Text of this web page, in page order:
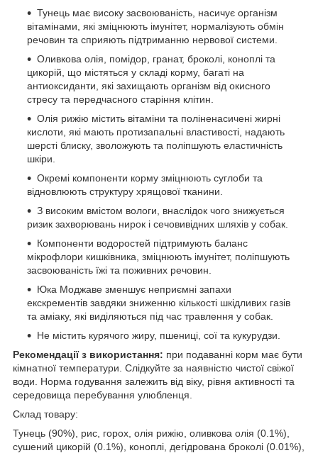
Тунець має високу засвоюваність, насичує організм
вітамінами, які зміцнюють імунітет, нормалізують обмін
речовин та сприяють підтриманню нервової системи.
Оливкова олія, помідор, гранат, броколі, коноплі та
цикорій, що містяться у складі корму, багаті на
антиоксиданти, які захищають організм від окисного
стресу та передчасного старіння клітин.
Олія рижію містить вітаміни та поліненасичені жирні
кислоти, які мають протизапальні властивості, надають
шерсті блиску, зволожують та поліпшують еластичність
шкіри.
Окремі компоненти корму зміцнюють суглоби та
відновлюють структуру хрящової тканини.
З високим вмістом вологи, внаслідок чого знижується
ризик захворювань нирок і сечовивідних шляхів у собак.
Компоненти водоростей підтримують баланс
мікрофлори кишківника, зміцнюють імунітет, поліпшують
засвоюваність їжі та поживних речовин.
Юка Моджаве зменшує неприємні запахи
екскрементів завдяки зниженню кількості шкідливих газів
та аміаку, які виділяються під час травлення у собак.
Не містить курячого жиру, пшениці, сої та кукурудзи.
Рекомендації з використання: при подаванні корм має бути
кімнатної температури. Слідкуйте за наявністю чистої свіжої
води. Норма годування залежить від віку, рівня активності та
середовища перебування улюбленця.
Склад товару:
Тунець (90%), рис, горох, олія рижію, оливкова олія (0.1%),
сушений цикорій (0.1%), коноплі, дегідрована броколі (0.01%),